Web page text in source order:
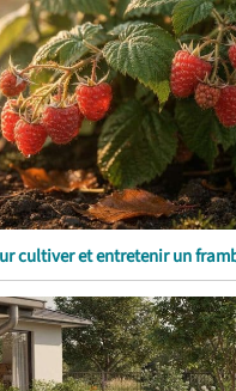
cultiver et entretenir un